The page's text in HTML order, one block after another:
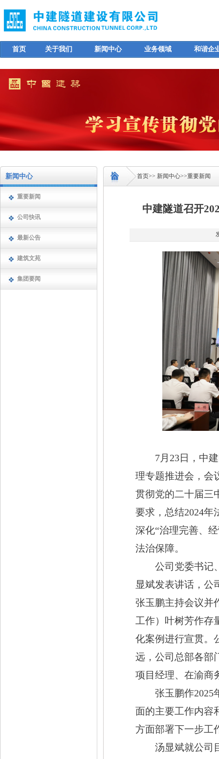
首页 关于我们 新闻中心 业务领域 和谐企
新闻中心
重要新闻
公司快讯
最新公告
建筑文苑
集团要闻
首页>> 新闻中心>>重要新闻
中建隧道召开
7月23日，中
理专题推进会， 会
贯彻党的二十届三
要求，总结2024年
深化“治理完善、
法治保障。
公司党委书记
显斌发表讲话，公
张玉鹏主持会议并
工作）叶树芳作存
化案例进行宣贯。
远，公司总部各部
项目经理、在渝商
张玉鹏作2025
面的主要工作内容
方面部署下一步工
汤显斌就公司